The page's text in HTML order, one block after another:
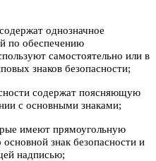
однозначное
по обеспечению
самостоятельно или в
знаков безопасности;
содержат поясняющую
с основными знаками;
имеют прямоугольную
знак безопасности и
надписью;